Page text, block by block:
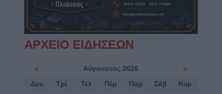
ΑΡΧΕΙΟ ΕΙΔΗΣΕΩΝ
« Αύγουστος 2026 »
Δευ Τρί Τετ Πέμ Παρ Σάβ Κυρ